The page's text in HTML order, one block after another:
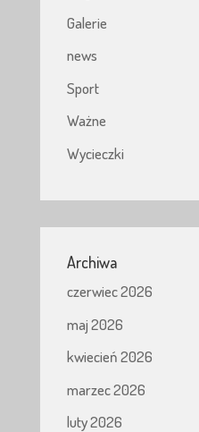
Galerie
news
Sport
Ważne
Wycieczki
Archiwa
czerwiec 2026
maj 2026
kwiecień 2026
marzec 2026
luty 2026